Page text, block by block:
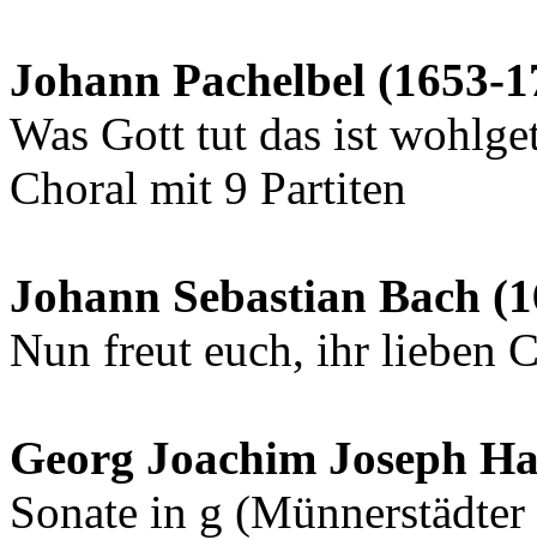
Johann Pachelbel (1653-
Was Gott tut das ist
Choral mit 9 Partiten
Johann Sebastian Bach
Nun freut euch, ihr lieben
Georg Joachim Joseph
Sonate in g